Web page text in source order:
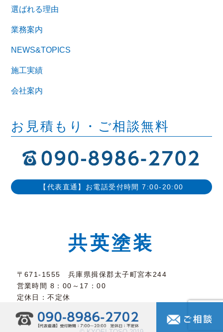
選ばれる理由
業務案内
NEWS&TOPICS
施工実績
会社案内
お見積もり・ご相談無料
【代表直通】お電話受付時間 7:00-20:00
共英塗装
〒671-1555 兵庫県揖保郡太子町宮本244
営業時間 8：00～17：00
定休日：不定休